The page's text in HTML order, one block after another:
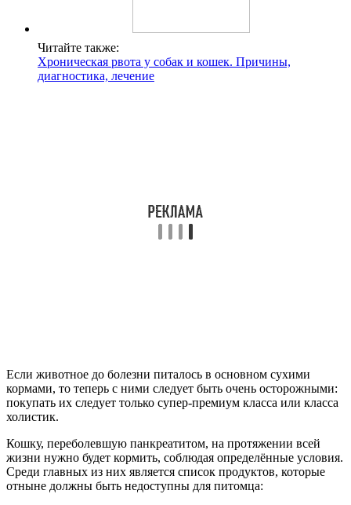
Читайте также:
Хроническая рвота у собак и кошек. Причины,
диагностика, лечение
Если животное до болезни питалось в основном сухими
кормами, то теперь с ними следует быть очень осторожными:
покупать их следует только супер-премиум класса или класса
холистик.
Кошку, переболевшую панкреатитом, на протяжении всей
жизни нужно будет кормить, соблюдая определённые условия.
Среди главных из них является список продуктов, которые
отныне должны быть недоступны для питомца: